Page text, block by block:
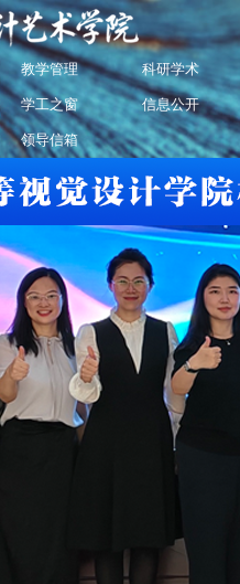
教学管理 科研学术
学工之窗 信息公开
领导信箱